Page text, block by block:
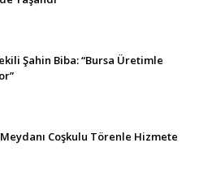
Şahin Biba: “Bursa Üretimle
Coşkulu Törenle Hizmete